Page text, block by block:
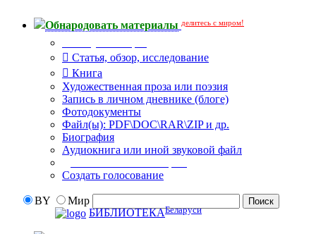
Обнародовать материалы делитесь с миром!
Статья, обзор, исследование
Книга
Художественная проза или поэзия
Запись в личном дневнике (блоге)
Фотодокументы
Файл(ы): PDF\DOC\RAR\ZIP и др.
Биография
Аудиокнига или иной звуковой файл
Создать голосование
BY
Мир
БИБЛИОТЕКАБеларуси